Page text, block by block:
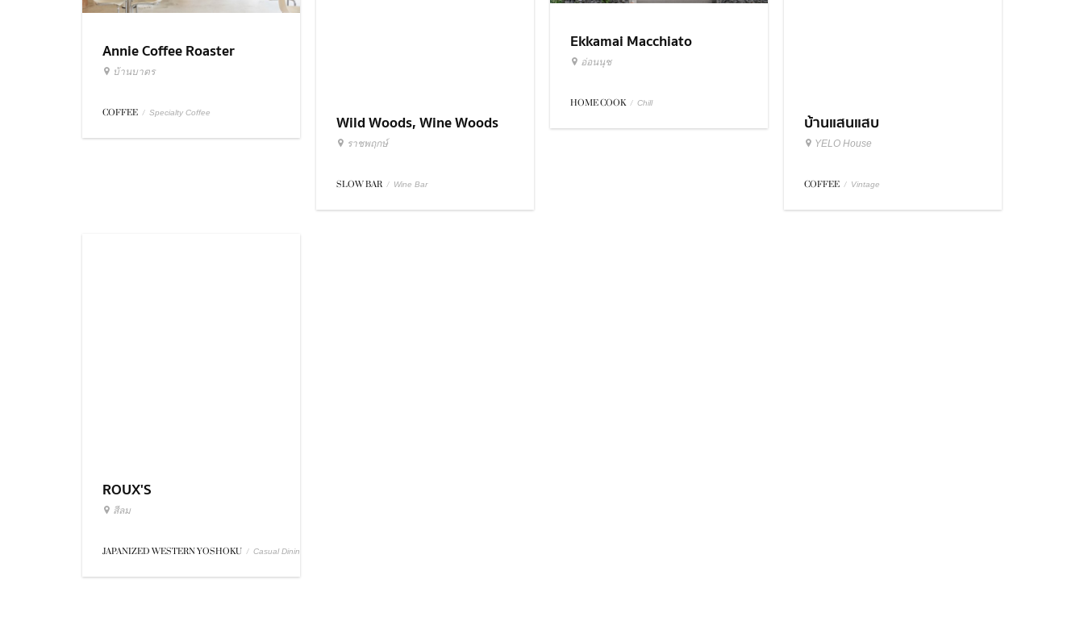
Annie Coffee Roaster
บ้านบาตร
COFFEE / Specialty Coffee
Ekkamai Macchiato
อ่อนนุช
HOME COOK / Chill
บ้านแสนแสบ
YELO House
COFFEE / Vintage